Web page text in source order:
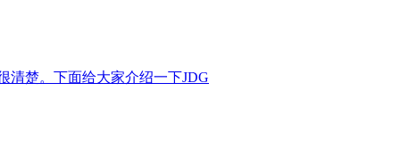
清楚。下面给大家介绍一下JDG